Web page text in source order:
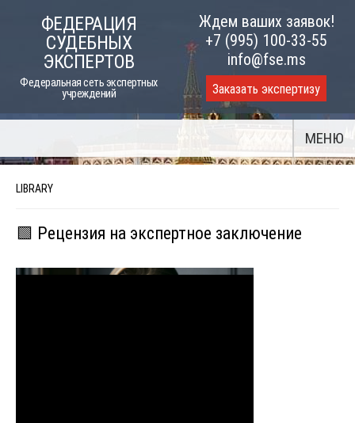
ФЕДЕРАЦИЯ
СУДЕБНЫХ
ЭКСПЕРТОВ
Федеральная сеть экспертных
учреждений
Ждем ваших заявок!
+7 (995) 100-33-55
info@fse.ms
Заказать экспертизу
МЕНЮ
LIBRARY
🟩 Рецензия на экспертное заключение